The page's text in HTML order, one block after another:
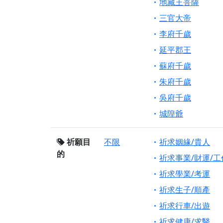
三官大帝
李府千歲
延平郡王
蘇府千歲
朱府千歲
吳府千歲
城隍爺
祈願目
的
不限
祈求姻緣/貴人
祈求事業/財運/工
祈求學業/考運
祈求生子/順產
祈求行車/出遊